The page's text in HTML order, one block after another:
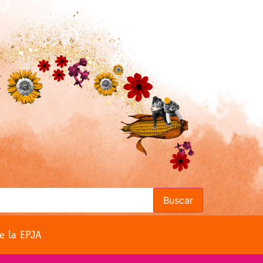
Buscar
la EPJA